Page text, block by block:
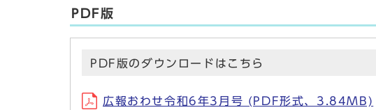
PDF版
PDF版のダウンロードはこちら
広報おわせ令和6年3月号 (PDF形式、3.84MB)